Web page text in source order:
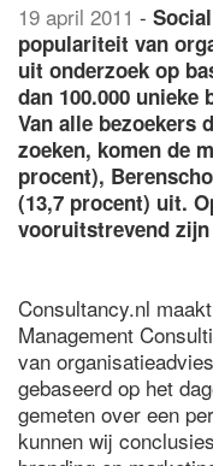
19 april 2011 -
populariteit van
uit onderzoek op
dan 100.000 unieke
Van alle bezoekers
zoeken, komen de
procent),
(13,7 procent) uit.
vooruitstrevend
Consultancy.nl
Management
van
gebaseerd op het
gemeten over een
kunnen wij